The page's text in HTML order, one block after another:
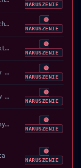
NARUSZENIE
Centrum Usług Wspólnych DPS w Łodzi
🔴
NARUSZENIE
Łódzkie Centrum Kontaktu z Mieszkańcami
🔴
NARUSZENIE
Miejski Ośrodek Pomocy Społecznej w Łodzi
🔴
NARUSZENIE
Miejski Zespół Żłobków w Łodzi
🔴
NARUSZENIE
Schronisko dla Bezdomnych Zwierząt w Łodzi
🔴
NARUSZENIE
🔴
NARUSZENIE